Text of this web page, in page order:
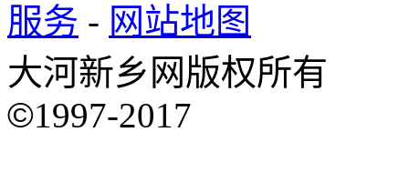
服务 - 网站地图
大河新乡网版权所有
©1997-2017